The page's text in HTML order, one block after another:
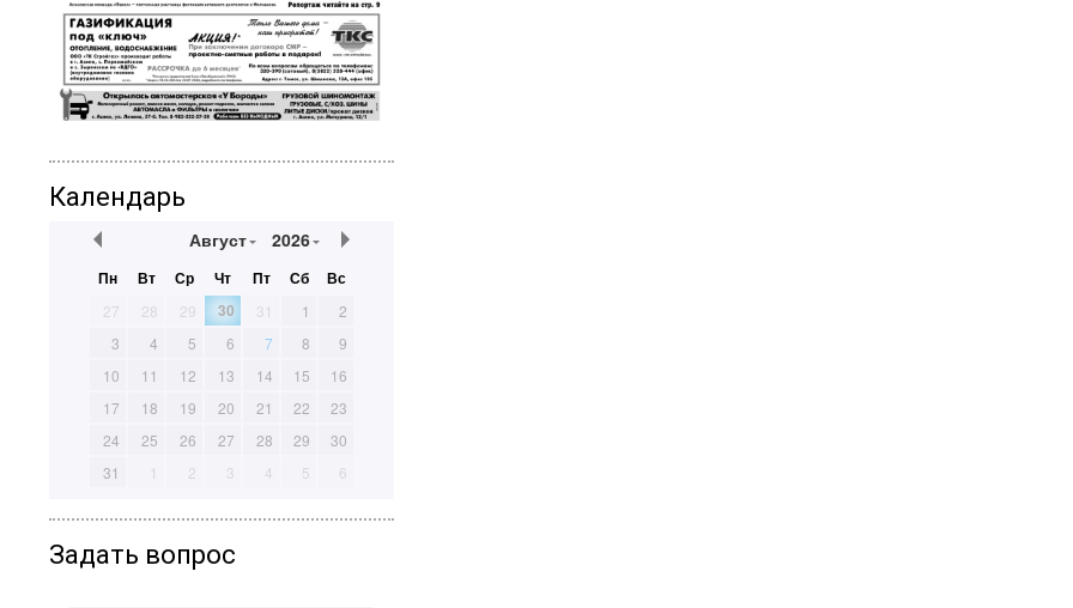
Календарь
Август 2026
Пн Вт Ср Чт Пт Сб Вс
27 28 29 30 31 1
2
3
4 5 6 7 8
9
10
11 12 13 14 15
16
17
18 19 20 21 22
23
24
25 26 27 28 29
30
31
1 2 3 4 5 6
Задать вопрос